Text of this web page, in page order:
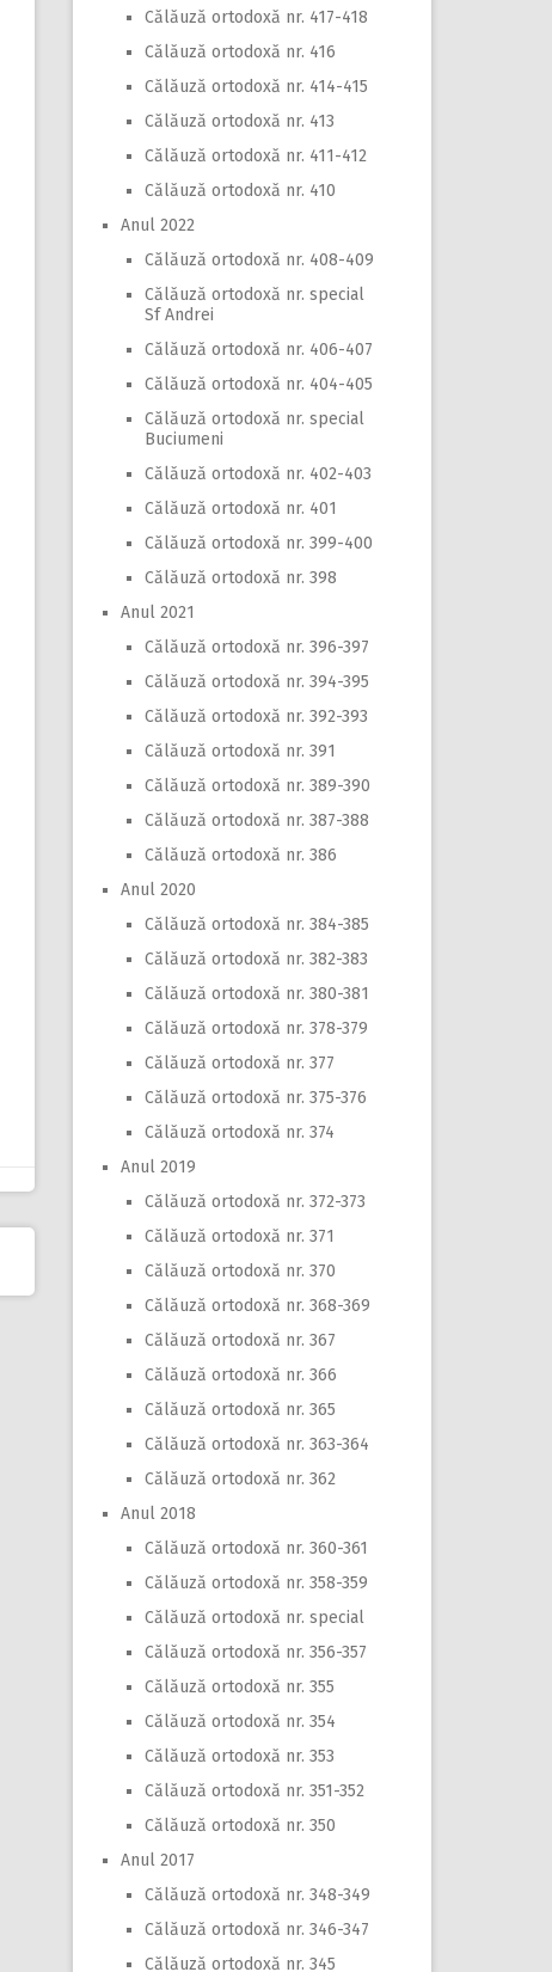
Călăuză ortodoxă nr. 417-418
Călăuză ortodoxă nr. 416
Călăuză ortodoxă nr. 414-415
Călăuză ortodoxă nr. 413
Călăuză ortodoxă nr. 411-412
Călăuză ortodoxă nr. 410
Anul 2022
Călăuză ortodoxă nr. 408-409
Călăuză ortodoxă nr. special
Sf Andrei
Călăuză ortodoxă nr. 406-407
Călăuză ortodoxă nr. 404-405
Călăuză ortodoxă nr. special
Buciumeni
Călăuză ortodoxă nr. 402-403
Călăuză ortodoxă nr. 401
Călăuză ortodoxă nr. 399-400
Călăuză ortodoxă nr. 398
Anul 2021
Călăuză ortodoxă nr. 396-397
Călăuză ortodoxă nr. 394-395
Călăuză ortodoxă nr. 392-393
Călăuză ortodoxă nr. 391
Călăuză ortodoxă nr. 389-390
Călăuză ortodoxă nr. 387-388
Călăuză ortodoxă nr. 386
Anul 2020
Călăuză ortodoxă nr. 384-385
Călăuză ortodoxă nr. 382-383
Călăuză ortodoxă nr. 380-381
Călăuză ortodoxă nr. 378-379
Călăuză ortodoxă nr. 377
Călăuză ortodoxă nr. 375-376
Călăuză ortodoxă nr. 374
Anul 2019
Călăuză ortodoxă nr. 372-373
Călăuză ortodoxă nr. 371
Călăuză ortodoxă nr. 370
Călăuză ortodoxă nr. 368-369
Călăuză ortodoxă nr. 367
Călăuză ortodoxă nr. 366
Călăuză ortodoxă nr. 365
Călăuză ortodoxă nr. 363-364
Călăuză ortodoxă nr. 362
Anul 2018
Călăuză ortodoxă nr. 360-361
Călăuză ortodoxă nr. 358-359
Călăuză ortodoxă nr. special
Călăuză ortodoxă nr. 356-357
Călăuză ortodoxă nr. 355
Călăuză ortodoxă nr. 354
Călăuză ortodoxă nr. 353
Călăuză ortodoxă nr. 351-352
Călăuză ortodoxă nr. 350
Anul 2017
Călăuză ortodoxă nr. 348-349
Călăuză ortodoxă nr. 346-347
Călăuză ortodoxă nr. 345